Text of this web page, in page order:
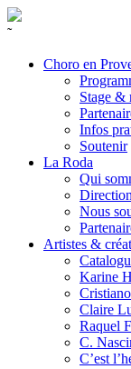
˜
Choro en
Stage &
Infos
Soutenir
La Roda
Qui
Nous
Artistes &
Karine
Claire
Raquel
C.
C’est